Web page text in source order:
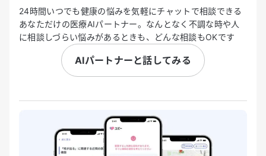
24時間いつでも健康の悩みを気軽にチャットで相談できる
あなただけの医療AIパートナー。なんとなく不調な時や人
に相談しづらい悩みがあるときも、どんな相談もOKです
AIパートナーと話してみる